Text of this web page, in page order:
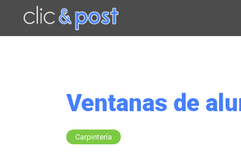
Ventanas de
Carpintería